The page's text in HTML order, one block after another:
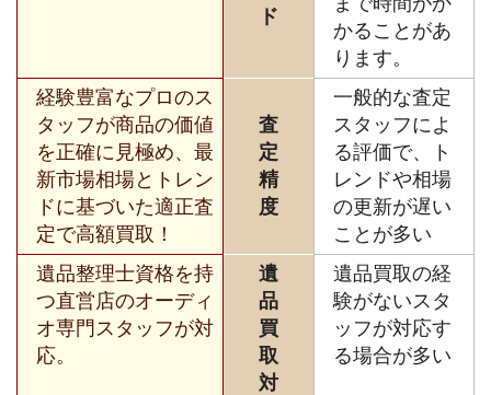
ド
かることがあ
ります。
経験豊富なプロのス
タッフが商品の価値
を正確に見極め、最
新市場相場とトレン
ドに基づいた適正査
定で高額買取！
査
定
精
度
一般的な査定
スタッフによ
る評価で、ト
レンドや相場
の更新が遅い
ことが多い
遺品整理士資格を持
つ直営店のオーディ
オ専門スタッフが対
応。
遺
品
買
取
対
遺品買取の経
験がないスタ
ッフが対応す
る場合が多い